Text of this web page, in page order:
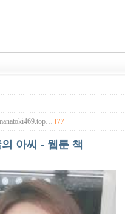
[77]
아씨 - 웹툰 책